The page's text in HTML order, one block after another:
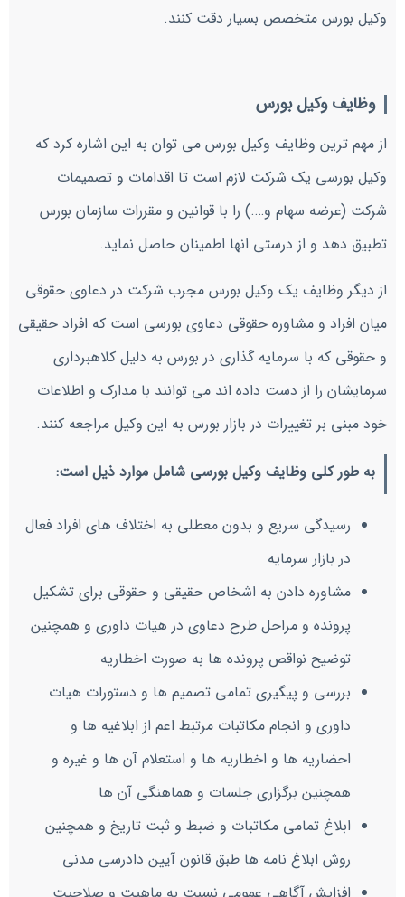
وکیل بورس متخصص بسیار دقت کنند.
وظایف وکیل بورس
از مهم ترین وظایف وکیل بورس می توان به این اشاره کرد که
وکیل بورسی یک شرکت لازم است تا اقدامات و تصمیمات
شرکت (عرضه سهام و….) را با قوانین و مقررات سازمان بورس
تطبیق دهد و از درستی انها اطمینان حاصل نماید.
از دیگر وظایف یک وکیل بورس مجرب شرکت در دعاوی حقوقی
میان افراد و مشاوره حقوقی دعاوی بورسی است که افراد حقیقی
و حقوقی که با سرمایه گذاری در بورس به دلیل کلاهبرداری
سرمایشان را از دست داده اند می توانند با مدارک و اطلاعات
خود مبنی بر تغییرات در بازار بورس به این وکیل مراجعه کنند.
به طور کلی وظایف وکیل بورسی شامل موارد ذیل است:
رسیدگی سریع و بدون معطلی به اختلاف های افراد فعال
در بازار سرمایه
مشاوره دادن به اشخاص حقیقی و حقوقی برای تشکیل
پرونده و مراحل طرح دعاوی در هیات داوری و همچنین
توضیح نواقص پرونده ها به صورت اخطاریه
بررسی و پیگیری تمامی تصمیم ها و دستورات هیات
داوری و انجام مکاتبات مرتبط اعم از ابلاغیه ها و
احضاریه ها و اخطاریه ها و استعلام آن ها و غیره و
همچنین برگزاری جلسات و هماهنگی آن ها
ابلاغ تمامی مکاتبات و ضبط و ثبت تاریخ و همچنین
روش ابلاغ نامه ها طبق قانون آیین دادرسی مدنی